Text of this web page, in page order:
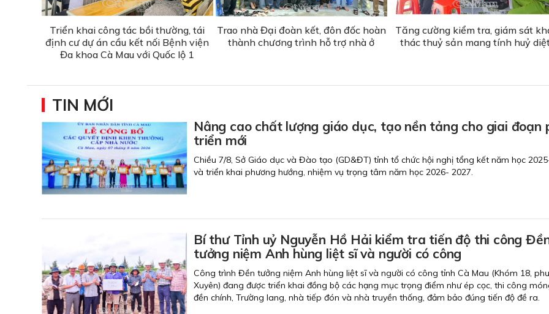
Triển khai công tác bồi thường, tái
định cư dự án cầu kết nối Bệnh viện
Đa khoa Cà Mau với Quốc lộ 1
Trao nhà Đại đoàn kết, đôn đốc hoàn
thành chương trình hỗ trợ nhà ở
Tăng cường kiểm tra, giám sát
thác thuỷ sản mang tính huỷ
TIN MỚI
Nâng cao chất lượng giáo dục, tạo nền tảng cho giai đoạn
triển mới
Chiều 7/8, Sở Giáo dục và Đào tạo (GD&ĐT) tỉnh tổ chức hội nghị tổng kết năm học
và triển khai phương hướng, nhiệm vụ trọng tâm năm học 2026- 2027.
Bí thư Tỉnh uỷ Nguyễn Hồ Hải kiểm tra tiến độ thi công
tưởng niệm Anh hùng liệt sĩ và người có công
Công trình Đền tưởng niệm Anh hùng liệt sĩ và người có công tỉnh Cà Mau (Khóm 18,
Xuyên) đang được triển khai đồng bộ các hạng mục trọng điểm như ép cọc, thi công
đền chính, Trường lang, nhà tiếp đón và nhà truyền thống, đảm bảo đúng tiến độ đề ra.